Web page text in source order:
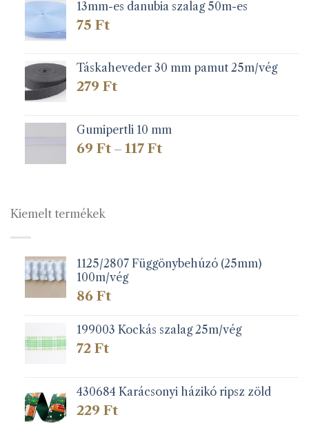
13mm-es danubia szalag 50m-es
75 Ft
Táskaheveder 30 mm pamut 25m/vég
279 Ft
Gumipertli 10 mm
69 Ft – 117 FtÁrtartomány:
Kiemelt termékek
1125/2807 Függönybehúzó (25mm)
100m/vég
86 Ft
199003 Kockás szalag 25m/vég
72 Ft
430684 Karácsonyi házikó ripsz zöld
229 Ft